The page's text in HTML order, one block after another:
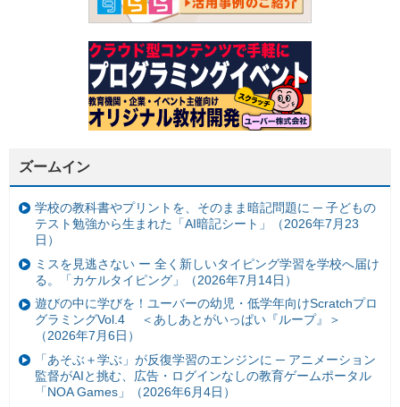
ズームイン
学校の教科書やプリントを、そのまま暗記問題に ─ 子どもの
テスト勉強から生まれた「AI暗記シート」（2026年7月23
日）
ミスを見逃さない ー 全く新しいタイピング学習を学校へ届け
る。「カケルタイピング」（2026年7月14日）
遊びの中に学びを！ユーバーの幼児・低学年向けScratchプロ
グラミングVol.4 ＜あしあとがいっぱい『ループ』＞
（2026年7月6日）
「あそぶ＋学ぶ」が反復学習のエンジンに ─ アニメーション
監督がAIと挑む、広告・ログインなしの教育ゲームポータル
「NOA Games」（2026年6月4日）